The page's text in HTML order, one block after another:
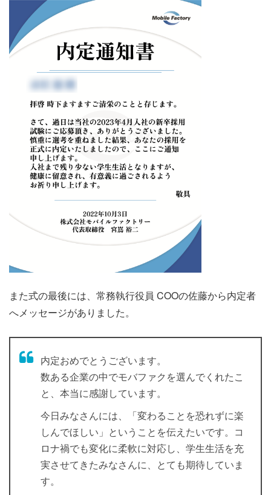
また式の最後には、常務執行役員 COOの佐藤から内定者
へメッセージがありました。
内定おめでとうございます。
数ある企業の中でモバファクを選んでくれたこ
と、本当に感謝しています。
今日みなさんには、「変わることを恐れずに楽
しんでほしい」ということを伝えたいです。コ
ロナ禍でも変化に柔軟に対応し、学生生活を充
実させてきたみなさんに、とても期待していま
す。